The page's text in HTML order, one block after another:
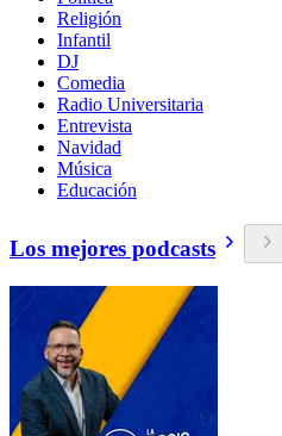
Religión
Infantil
DJ
Comedia
Radio Universitaria
Entrevista
Navidad
Música
Educación
Los mejores podcasts